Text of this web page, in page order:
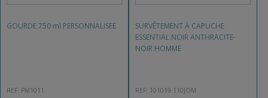
GOURDE 750 ml PERSONNALISEE
REF: PM1011
SURVÊTEMENT À CAPUCHE
ESSENTIAL NOIR ANTHRACITE-
NOIR HOMME
REF: 101019.110JOM